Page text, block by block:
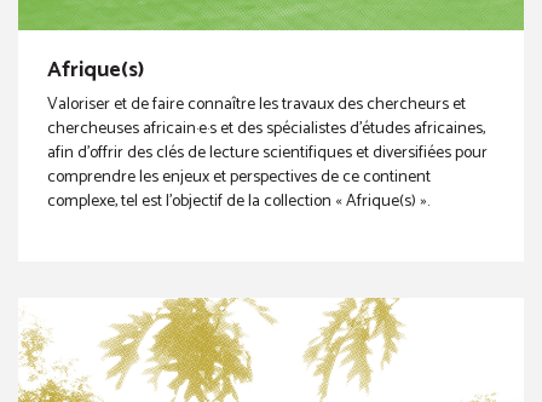
Afrique(s)
Valoriser et de faire connaître les travaux des chercheurs et
chercheuses africain·e·s et des spécialistes d’études africaines,
afin d’offrir des clés de lecture scientifiques et diversifiées pour
comprendre les enjeux et perspectives de ce continent
complexe, tel est l’objectif de la collection « Afrique(s) ».